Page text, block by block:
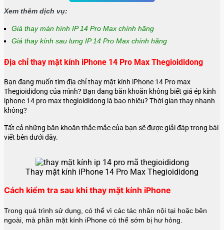
Xem thêm dịch vụ:
Giá thay màn hình IP 14 Pro Max chính hãng
Giá thay kính sau lưng IP 14 Pro Max chính hãng
Địa chỉ thay mặt kính iPhone 14 Pro Max Thegioididong
Bạn đang muốn tìm địa chỉ thay mặt kính iPhone 14 Pro max
Thegioididong của mình? Bạn đang băn khoăn không biết giá ép kính
iphone 14 pro max thegioididong là bao nhiêu? Thời gian thay nhanh
không?
Tất cả những băn khoăn thắc mắc của bạn sẽ được giải đáp trong bài
viết bên dưới đây.
Thay mặt kính iPhone 14 Pro Max Thegioididong
Cách kiểm tra sau khi thay mặt kính iPhone
Trong quá trình sử dụng, có thể vì các tác nhân nội tại hoặc bên
ngoài, mà phần mặt kính iPhone có thể sớm bị hư hỏng.